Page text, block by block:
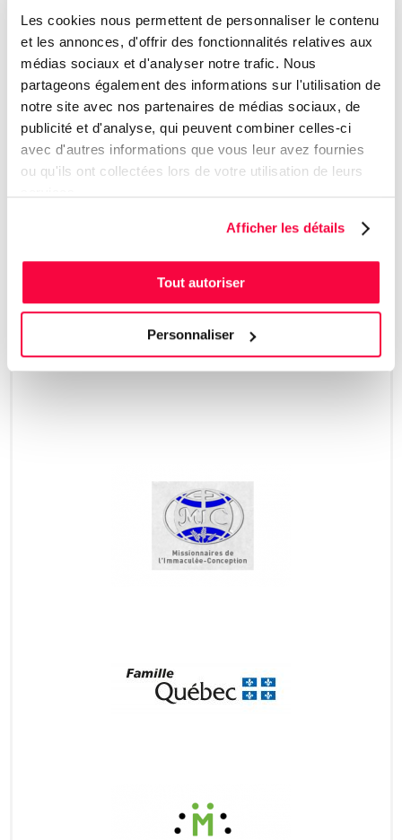
Les cookies nous permettent de personnaliser le contenu
et les annonces, d'offrir des fonctionnalités relatives aux
médias sociaux et d'analyser notre trafic. Nous
partageons également des informations sur l'utilisation de
notre site avec nos partenaires de médias sociaux, de
publicité et d'analyse, qui peuvent combiner celles-ci
avec d'autres informations que vous leur avez fournies
ou qu'ils ont collectées lors de votre utilisation de leurs
Afficher les détails
Tout autoriser
Personnaliser
Fondation Jeanne-Esther